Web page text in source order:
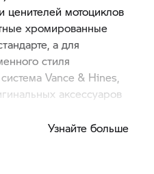
ценителей мотоциклов
хромированные
а для
стиля
Vance & Hines,
аксессуаров
Узнайте больше